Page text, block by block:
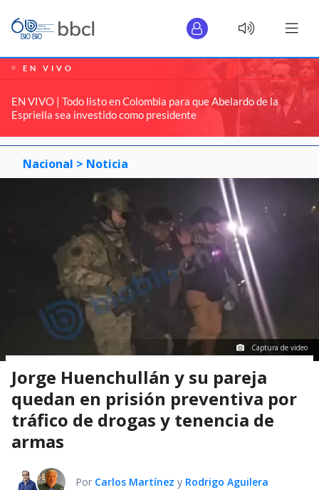
EN VIVO
EN VIVO | Todo listo en Colombia para que Abelardo de la
Espriella sea investido como presidente
Nacional > Noticia
Captura de video
Jorge Huenchullán y su pareja
quedan en prisión preventiva por
tráfico de drogas y tenencia de
armas
Por Carlos Martínez y Rodrigo Aguilera